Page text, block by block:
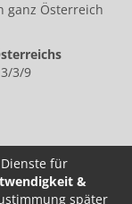
ganz Österreich
3/9
für
&
später